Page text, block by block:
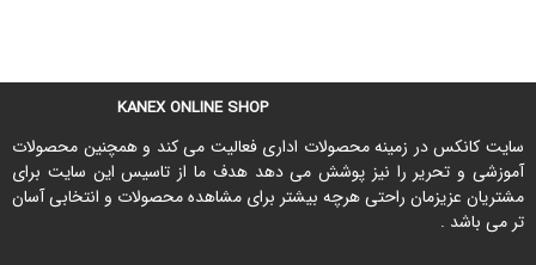
100%
KANEX ONLINE SHOP
سایت کانکس در زمینه محصولات اداری فعالیت می کند و همچنین محصولات
آموزشی و تحریر را نیز پوشش می دهد هدف ما از تاسیس این سایت برای
مشتریان عزیزمان راحتی هرچه بیشتر برای مشاهده محصولات و انتخابی آسان
تر می باشد .